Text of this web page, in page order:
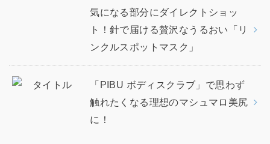
気になる部分にダイレクトショッ
ト！針で届ける贅沢なうるおい「リ
ンクルスポットマスク」
「PIBU ボディスクラブ」で思わず
触れたくなる理想のマシュマロ美尻
に！